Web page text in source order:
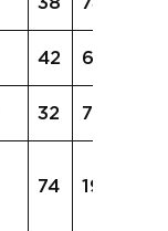
42 67.0g
32 720kJ
74 19.4g